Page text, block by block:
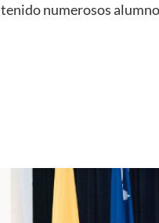
numerosos